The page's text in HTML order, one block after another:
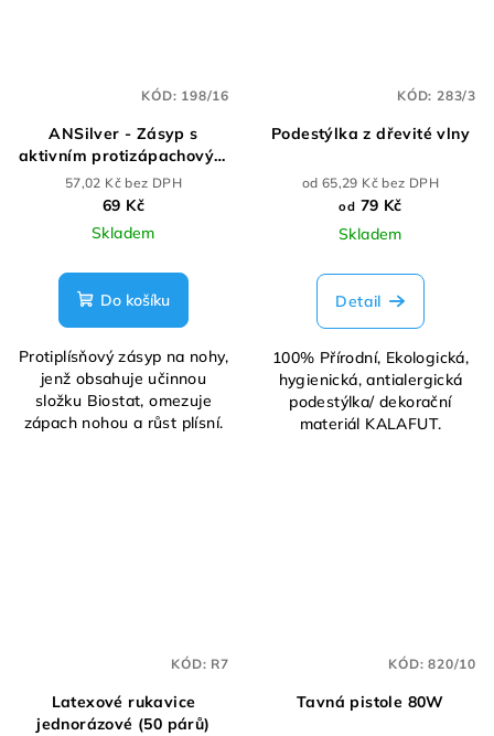
ANSilver - Zásyp s
aktivním protizápachovým
účinkem
57,02 Kč bez DPH
69 Kč
Skladem
Do košíku
Protiplísňový zásyp na nohy,
jenž obsahuje učinnou
složku Biostat, omezuje
zápach nohou a růst plísní.
KÓD: 198/16
Podestýlka z dřevité vlny
od 65,29 Kč bez DPH
od 79 Kč
Skladem
Detail
100% Přírodní, Ekologická,
hygienická, antialergická
podestýlka/ dekorační
materiál KALAFUT.
KÓD: 283/3
Latexové rukavice
jednorázové (50 párů)
KÓD: R7
Tavná pistole 80W
KÓD:820/10